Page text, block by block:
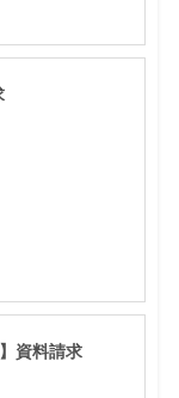
資料請求